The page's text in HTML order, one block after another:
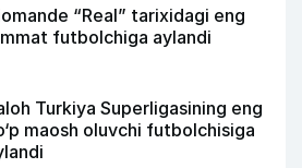
“Real” tarixidagi eng
futbolchiga aylandi
Turkiya Superligasining eng
maosh oluvchi futbolchisiga